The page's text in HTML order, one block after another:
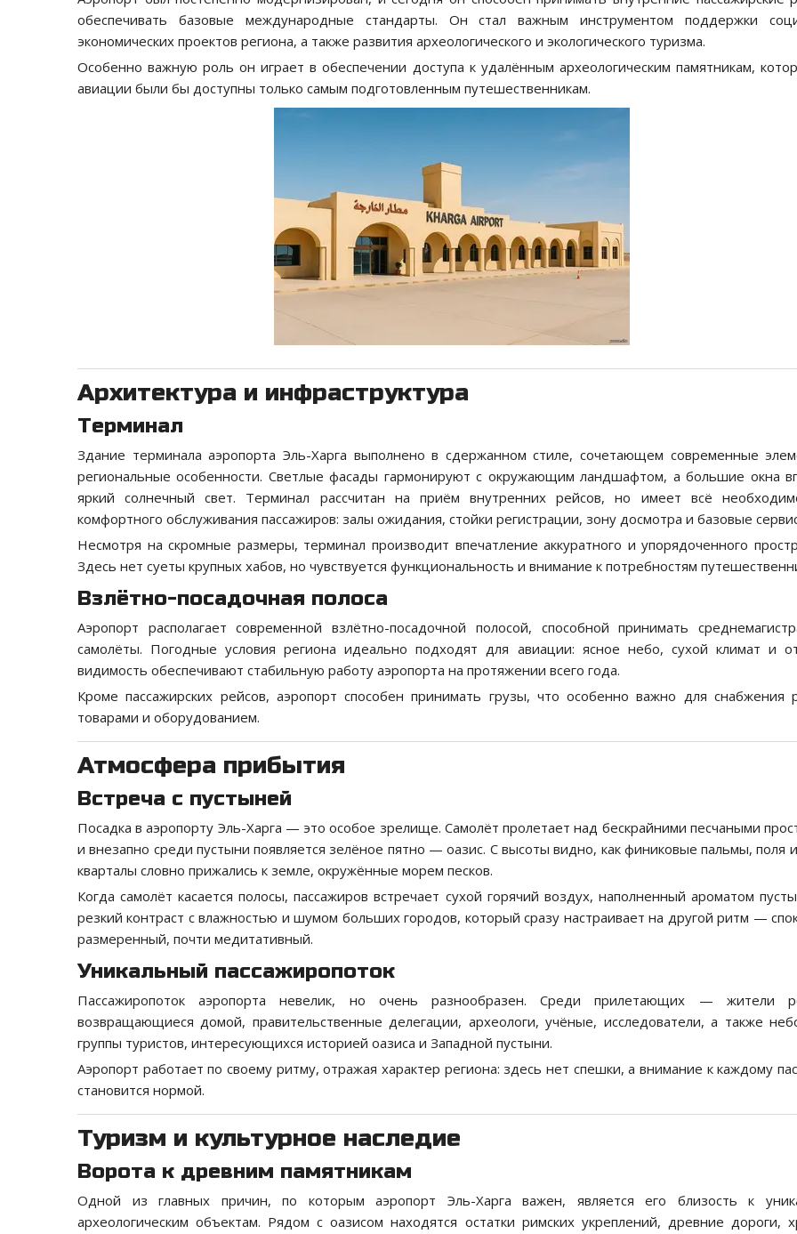
обеспечивать базовые международные стандарты. Он стал важным инструментом поддержки
экономических проектов региона, а также развития археологического и экологического туризма.
Особенно важную роль он играет в обеспечении доступа к удалённым археологическим памятникам,
авиации были бы доступны только самым подготовленным путешественникам.
Архитектура и инфраструктура
Терминал
Здание терминала аэропорта Эль-Харга выполнено в сдержанном стиле, сочетающем современные
региональные особенности. Светлые фасады гармонируют с окружающим ландшафтом, а большие окна
яркий солнечный свет. Терминал рассчитан на приём внутренних рейсов, но имеет всё
комфортного обслуживания пассажиров: залы ожидания, стойки регистрации, зону досмотра и базовые
Несмотря на скромные размеры, терминал производит впечатление аккуратного и упорядоченного
Здесь нет суеты крупных хабов, но чувствуется функциональность и внимание к потребностям
Взлётно-посадочная полоса
Аэропорт располагает современной взлётно-посадочной полосой, способной принимать
самолёты. Погодные условия региона идеально подходят для авиации: ясное небо, сухой климат и
видимость обеспечивают стабильную работу аэропорта на протяжении всего года.
Кроме пассажирских рейсов, аэропорт способен принимать грузы, что особенно важно для снабжения
товарами и оборудованием.
Атмосфера прибытия
Встреча с пустыней
Посадка в аэропорту Эль-Харга — это особое зрелище. Самолёт пролетает над бескрайними песчаными
и внезапно среди пустыни появляется зелёное пятно — оазис. С высоты видно, как финиковые пальмы, поля
кварталы словно прижались к земле, окружённые морем песков.
Когда самолёт касается полосы, пассажиров встречает сухой горячий воздух, наполненный ароматом
резкий контраст с влажностью и шумом больших городов, который сразу настраивает на другой ритм —
размеренный, почти медитативный.
Уникальный пассажиропоток
Пассажиропоток аэропорта невелик, но очень разнообразен. Среди прилетающих — жители
возвращающиеся домой, правительственные делегации, археологи, учёные, исследователи, а также
группы туристов, интересующихся историей оазиса и Западной пустыни.
Аэропорт работает по своему ритму, отражая характер региона: здесь нет спешки, а внимание к каждому
становится нормой.
Туризм и культурное наследие
Ворота к древним памятникам
Одной из главных причин, по которым аэропорт Эль-Харга важен, является его близость к
археологическим объектам. Рядом с оазисом находятся остатки римских укреплений, древние дороги,